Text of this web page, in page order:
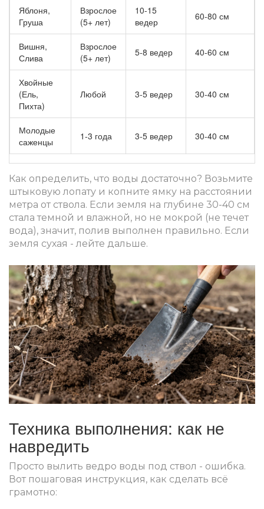
Яблоня,
Груша
Взрослое
(5+ лет)
10-15
ведер
60-80 см
Вишня,
Слива
Взрослое
(5+ лет)
5-8 ведер 40-60 см
Хвойные
(Ель,
Пихта)
Любой 3-5 ведер 30-40 см
Молодые
саженцы
1-3 года 3-5 ведер 30-40 см
Как определить, что воды достаточно? Возьмите
штыковую лопату и копните ямку на расстоянии
метра от ствола. Если земля на глубине 30-40 см
стала темной и влажной, но не мокрой (не течет
вода), значит, полив выполнен правильно. Если
земля сухая - лейте дальше.
Техника выполнения: как не
навредить
Просто вылить ведро воды под ствол - ошибка.
Вот пошаговая инструкция, как сделать всё
грамотно: